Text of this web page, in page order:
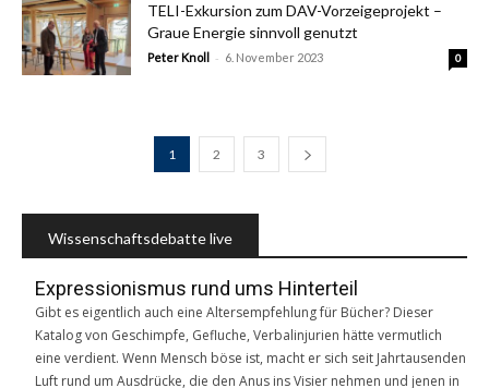
TELI-Exkursion zum DAV-Vorzeigeprojekt –
Graue Energie sinnvoll genutzt
Peter Knoll - 6. November 2023 0
1 2 3
Wissenschaftsdebatte live
Expressionismus rund ums Hinterteil
Gibt es eigentlich auch eine Altersempfehlung für Bücher? Dieser
Katalog von Geschimpfe, Gefluche, Verbalinjurien hätte vermutlich
eine verdient. Wenn Mensch böse ist, macht er sich seit Jahrtausenden
Luft rund um Ausdrücke, die den Anus ins Visier nehmen und jenen in